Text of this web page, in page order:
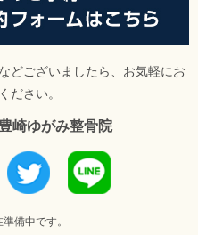
どございましたら、お気軽にお
ださい。
崎ゆがみ整骨院
備中です。